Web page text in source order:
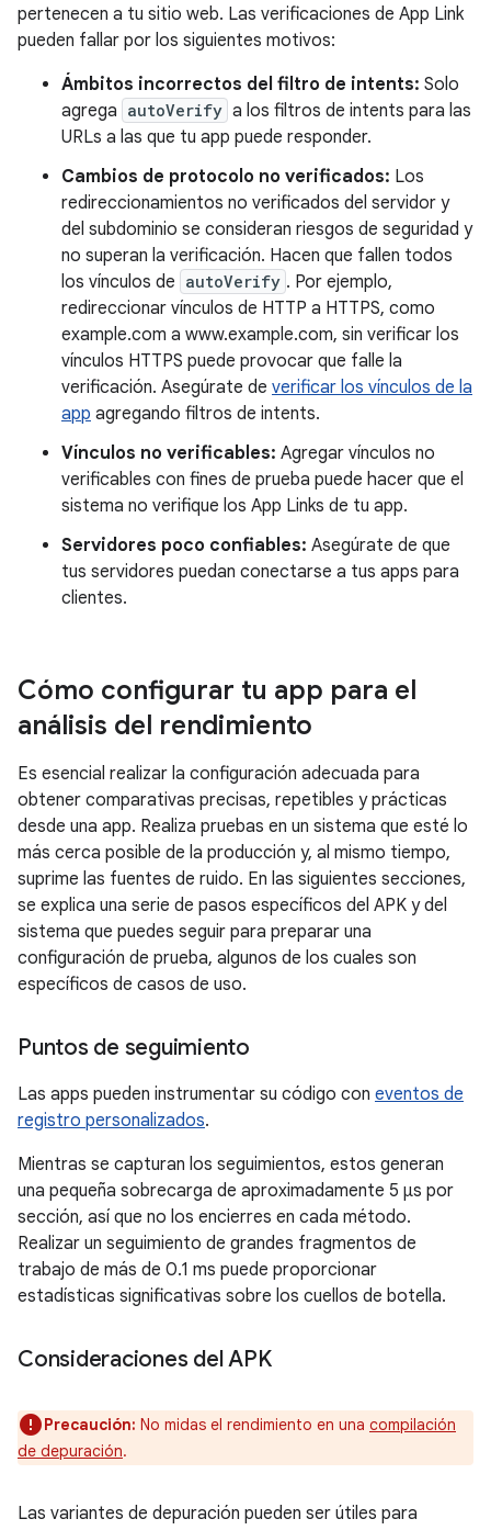
pertenecen a tu sitio web. Las verificaciones de App Link
pueden fallar por los siguientes motivos:
Ámbitos incorrectos del filtro de intents: Solo
agrega autoVerify a los filtros de intents para las
URLs a las que tu app puede responder.
Cambios de protocolo no verificados: Los
redireccionamientos no verificados del servidor y
del subdominio se consideran riesgos de seguridad y
no superan la verificación. Hacen que fallen todos
los vínculos de autoVerify . Por ejemplo,
redireccionar vínculos de HTTP a HTTPS, como
example.com a www.example.com, sin verificar los
vínculos HTTPS puede provocar que falle la
verificación. Asegúrate de verificar los vínculos de la
app agregando filtros de intents.
Vínculos no verificables: Agregar vínculos no
verificables con fines de prueba puede hacer que el
sistema no verifique los App Links de tu app.
Servidores poco confiables: Asegúrate de que
tus servidores puedan conectarse a tus apps para
clientes.
Cómo configurar tu app para el
análisis del rendimiento
Es esencial realizar la configuración adecuada para
obtener comparativas precisas, repetibles y prácticas
desde una app. Realiza pruebas en un sistema que esté lo
más cerca posible de la producción y, al mismo tiempo,
suprime las fuentes de ruido. En las siguientes secciones,
se explica una serie de pasos específicos del APK y del
sistema que puedes seguir para preparar una
configuración de prueba, algunos de los cuales son
específicos de casos de uso.
Puntos de seguimiento
Las apps pueden instrumentar su código con eventos de
registro personalizados.
Mientras se capturan los seguimientos, estos generan
una pequeña sobrecarga de aproximadamente 5 μs por
sección, así que no los encierres en cada método.
Realizar un seguimiento de grandes fragmentos de
trabajo de más de 0.1 ms puede proporcionar
estadísticas significativas sobre los cuellos de botella.
Consideraciones del APK
Precaución: No midas el rendimiento en una compilación
de depuración.
Las variantes de depuración pueden ser útiles para